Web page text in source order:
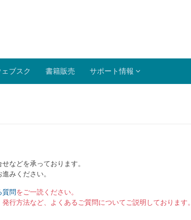
ブスク 書籍販売 サポート情報
などを承っております。
みください。
質問をご一読ください。
行方法など、よくあるご質問についてご説明しております。